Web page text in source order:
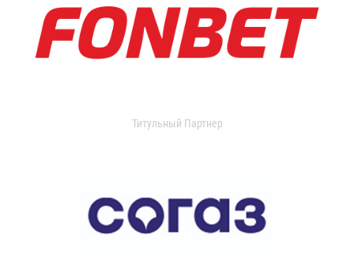
Титульный Партнер